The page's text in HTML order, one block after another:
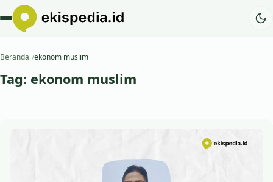
Beranda ekonom muslim
Tag: ekonom muslim